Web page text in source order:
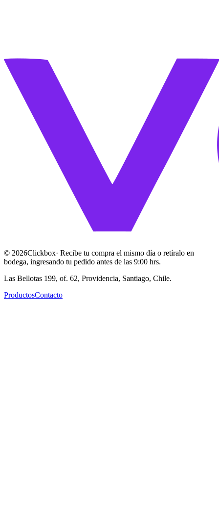
© 2026Clickbox· Recibe tu compra el mismo día o retíralo en
bodega, ingresando tu pedido antes de las 9:00 hrs.
Las Bellotas 199, of. 62, Providencia, Santiago, Chile.
ProductosContacto